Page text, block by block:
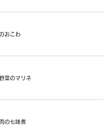
おこわ
菜のマリネ
の七味煮